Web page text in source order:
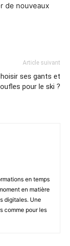
de nouveaux
Article suivant
ses gants et
pour le ski ?
en temps
en matière
digitales. Une
comme pour les